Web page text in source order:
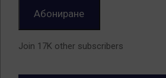
Абониране
Join 17K other subscribers